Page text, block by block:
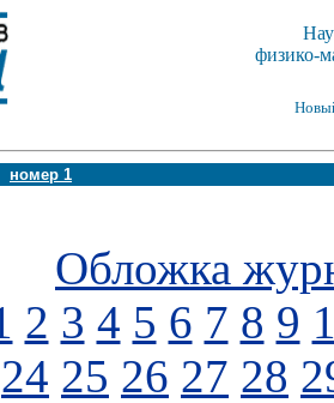
физико-
номер 1
Обложка
2 3 4 5 6 7 8 9
24 25 26 27 28